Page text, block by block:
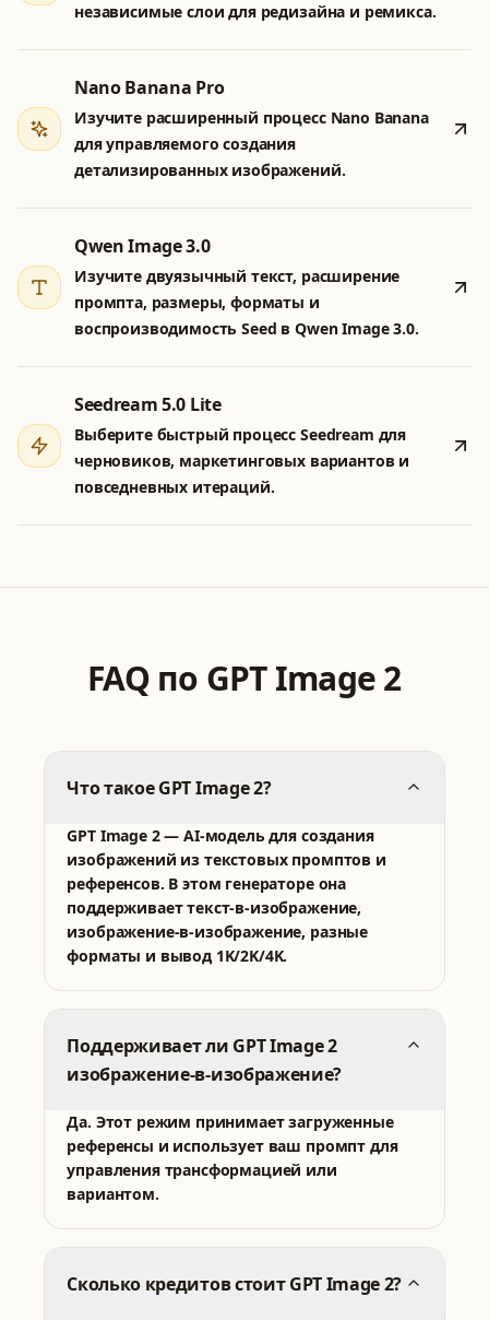
независимые слои для редизайна и ремикса.
Nano Banana Pro
Изучите расширенный процесс Nano Banana
для управляемого создания
детализированных изображений.
Qwen Image 3.0
Изучите двуязычный текст, расширение
промпта, размеры, форматы и
воспроизводимость Seed в Qwen Image 3.0.
Seedream 5.0 Lite
Выберите быстрый процесс Seedream для
черновиков, маркетинговых вариантов и
повседневных итераций.
FAQ по GPT Image 2
Что такое GPT Image 2?
GPT Image 2 — AI-модель для создания
изображений из текстовых промптов и
референсов. В этом генераторе она
поддерживает текст-в-изображение,
изображение-в-изображение, разные
форматы и вывод 1K/2K/4K.
Поддерживает ли GPT Image 2
изображение-в-изображение?
Да. Этот режим принимает загруженные
референсы и использует ваш промпт для
управления трансформацией или
вариантом.
Сколько кредитов стоит GPT Image 2?